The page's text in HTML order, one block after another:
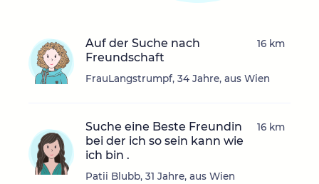
Auf der Suche nach
Freundschaft
FrauLangstrumpf, 34 Jahre, aus Wien
16 km
Suche eine Beste Freundin
bei der ich so sein kann wie
ich bin .
Patii Blubb, 31 Jahre, aus Wien
16 km